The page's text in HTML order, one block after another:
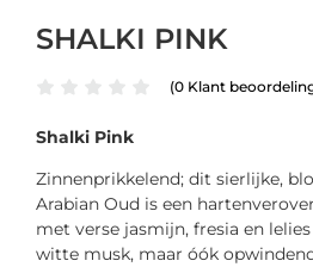
SHALKI PINK
(0 Klant
Shalki Pink
Zinnenprikkelend; dit sierlijke,
Arabian Oud is een
met verse jasmijn, fresia en
witte musk, maar óók